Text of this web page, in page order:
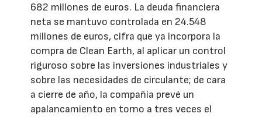
682 millones de euros. La deuda financiera
neta se mantuvo controlada en 24.548
millones de euros, cifra que ya incorpora la
compra de Clean Earth, al aplicar un control
riguroso sobre las inversiones industriales y
sobre las necesidades de circulante; de cara
a cierre de año, la compañía prevé un
apalancamiento en torno a tres veces el